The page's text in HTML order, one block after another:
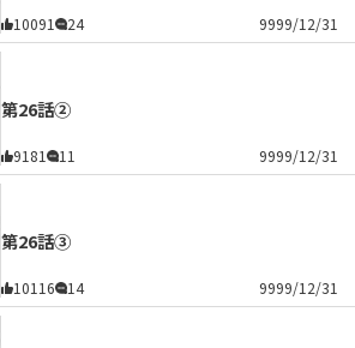
10091 24 9999/12/31
第26話②
9181 11 9999/12/31
第26話③
10116 14 9999/12/31